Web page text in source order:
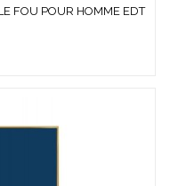
FOU POUR HOMME EDT